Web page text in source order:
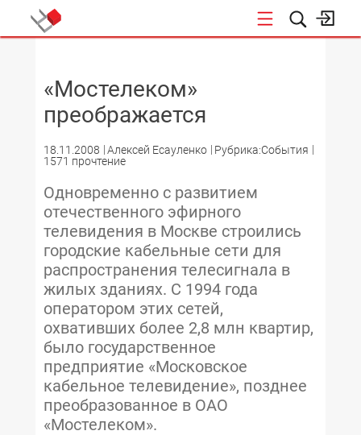
«Мостелеком»
преображается
18.11.2008 Алексей Есауленко
Рубрика:События
1571 прочтение
Одновременно с развитием
отечественного эфирного
телевидения в Москве строились
городские кабельные сети для
распространения телесигнала в
жилых зданиях. С 1994 года
оператором этих сетей,
охвативших более 2,8 млн квартир,
было государственное
предприятие «Московское
кабельное телевидение», позднее
преобразованное в ОАО
«Мостелеком».